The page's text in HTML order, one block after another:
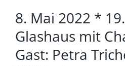
8. Mai 2022 *
Glashaus mit
Gast: Petra